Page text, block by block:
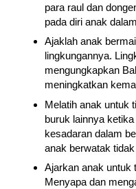
para raul dan
pada diri anak
Ajaklah anak
lingkungannya.
mengungkapkan
meningkatkan
Melatih anak untuk
buruk lainnya
kesadaran dalam
anak berwatak
Ajarkan anak untuk
Menyapa dan